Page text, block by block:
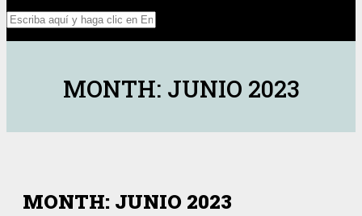
MONTH: JUNIO 2023
MONTH: JUNIO 2023